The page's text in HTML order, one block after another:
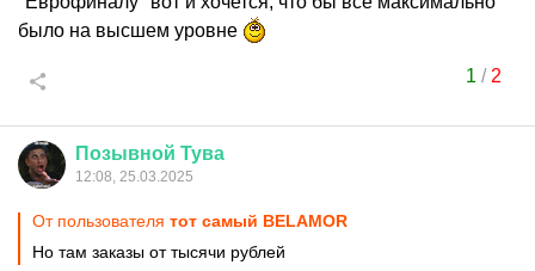
было на высшем уровне
1 / 2
Позывной Тува
12:08, 25.03.2025
От пользователя тот самый BELAMOR
Но там заказы от тысячи рублей